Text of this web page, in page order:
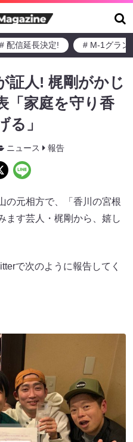
# 配信延長決定! # M-1グラン
証人! 梶剛がかじ
「家庭を守り香
る」
ニュース 報告
の元相方で、「香川の宮根
ます芸人・梶剛から、嬉し
で次のように報告してく